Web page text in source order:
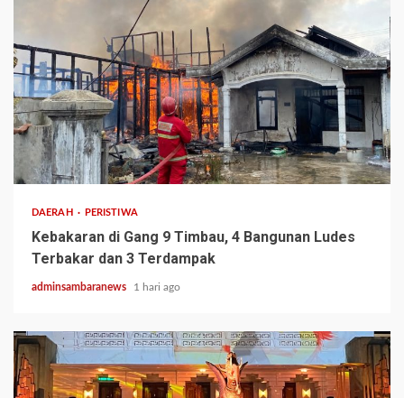
2 min read
DAERAH PERISTIWA
Kebakaran di Gang 9 Timbau, 4 Bangunan Ludes
Terbakar dan 3 Terdampak
adminsambaranews 1 hari ago